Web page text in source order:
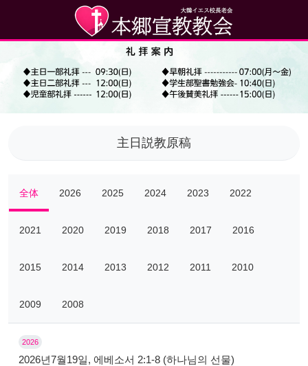
主日説教原稿
全体 2026 2025 2024 2023 2022
2021 2020 2019 2018 2017 2016
2015 2014 2013 2012 2011 2010
2009 2008
2026
2026년7월19일, 에베소서 2:1-8 (하나님의 선물)